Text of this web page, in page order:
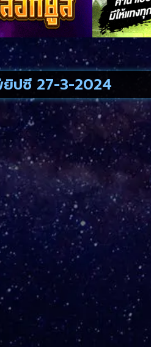
ปซี 27-3-2024